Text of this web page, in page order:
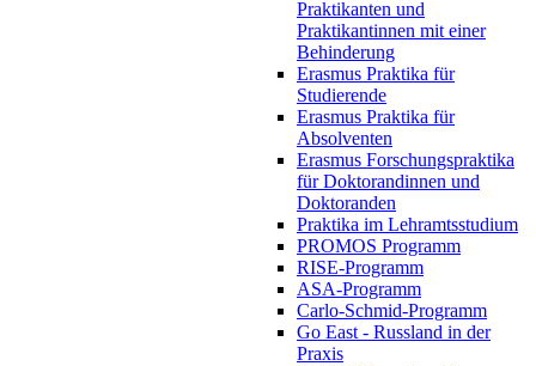
Praktikanten und
Praktikantinnen mit einer
Behinderung
Erasmus Praktika für
Studierende
Erasmus Praktika für
Absolventen
Erasmus Forschungspraktika
für Doktorandinnen und
Doktoranden
Praktika im Lehramtsstudium
PROMOS Programm
RISE-Programm
ASA-Programm
Carlo-Schmid-Programm
Go East - Russland in der
Praxis